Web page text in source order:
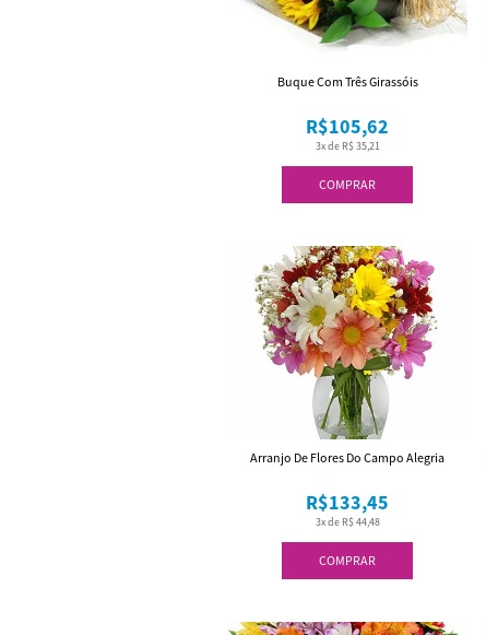
COMPRAR
3x de R$ 35,21
R$105,62
Buque Com Três Girassóis
COMPRAR
3x de R$ 44,48
R$133,45
Arranjo De Flores Do Campo Alegria